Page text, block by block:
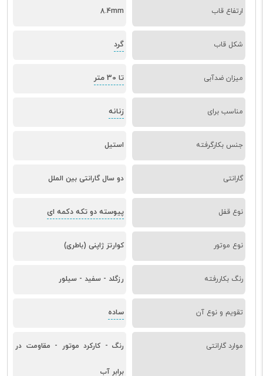
ارتفاع قاب 8.4mm
شکل قاب گرد
میزان ضدآبی تا 30 متر
مناسب برای زنانه
جنس بکارگرفته استیل
گارانتی دو سال گارانتی بین الملل
نوع قفل پیوسته دو تکه دکمه ای
نوع موتور کوارتز ژاپنی (باطری)
رنگ بکاررفته رزگلد - سفید - سیلور
تقویم و نوع آن ساده
موارد گارانتی رنگ - کارکرد موتور - مقاومت در
برابر آب